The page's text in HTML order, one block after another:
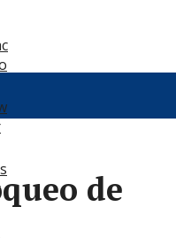
de